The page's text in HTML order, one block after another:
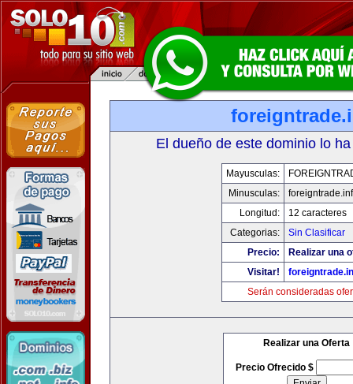
El dueño de este dominio lo
Mayusculas:
Minusculas:
Longitud:
12 caracteres
Categorias:
Sin Clasificar
Precio:
Realizar una
Visitar!
Serán consideradas
Realizar una Oferta
Precio Ofrecido $